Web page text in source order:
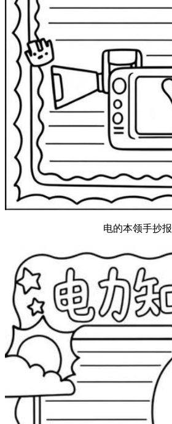
电的本领手抄报